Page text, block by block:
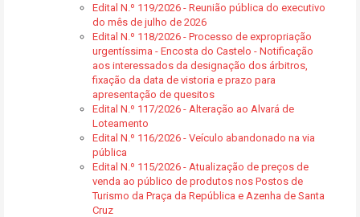
Edital N.º 119/2026 - Reunião pública do executivo
do mês de julho de 2026
Edital N.º 118/2026 - Processo de expropriação
urgentíssima - Encosta do Castelo - Notificação
aos interessados da designação dos árbitros,
fixação da data de vistoria e prazo para
apresentação de quesitos
Edital N.º 117/2026 - Alteração ao Alvará de
Loteamento
Edital N.º 116/2026 - Veículo abandonado na via
pública
Edital N.º 115/2026 - Atualização de preços de
venda ao público de produtos nos Postos de
Turismo da Praça da República e Azenha de Santa
Cruz